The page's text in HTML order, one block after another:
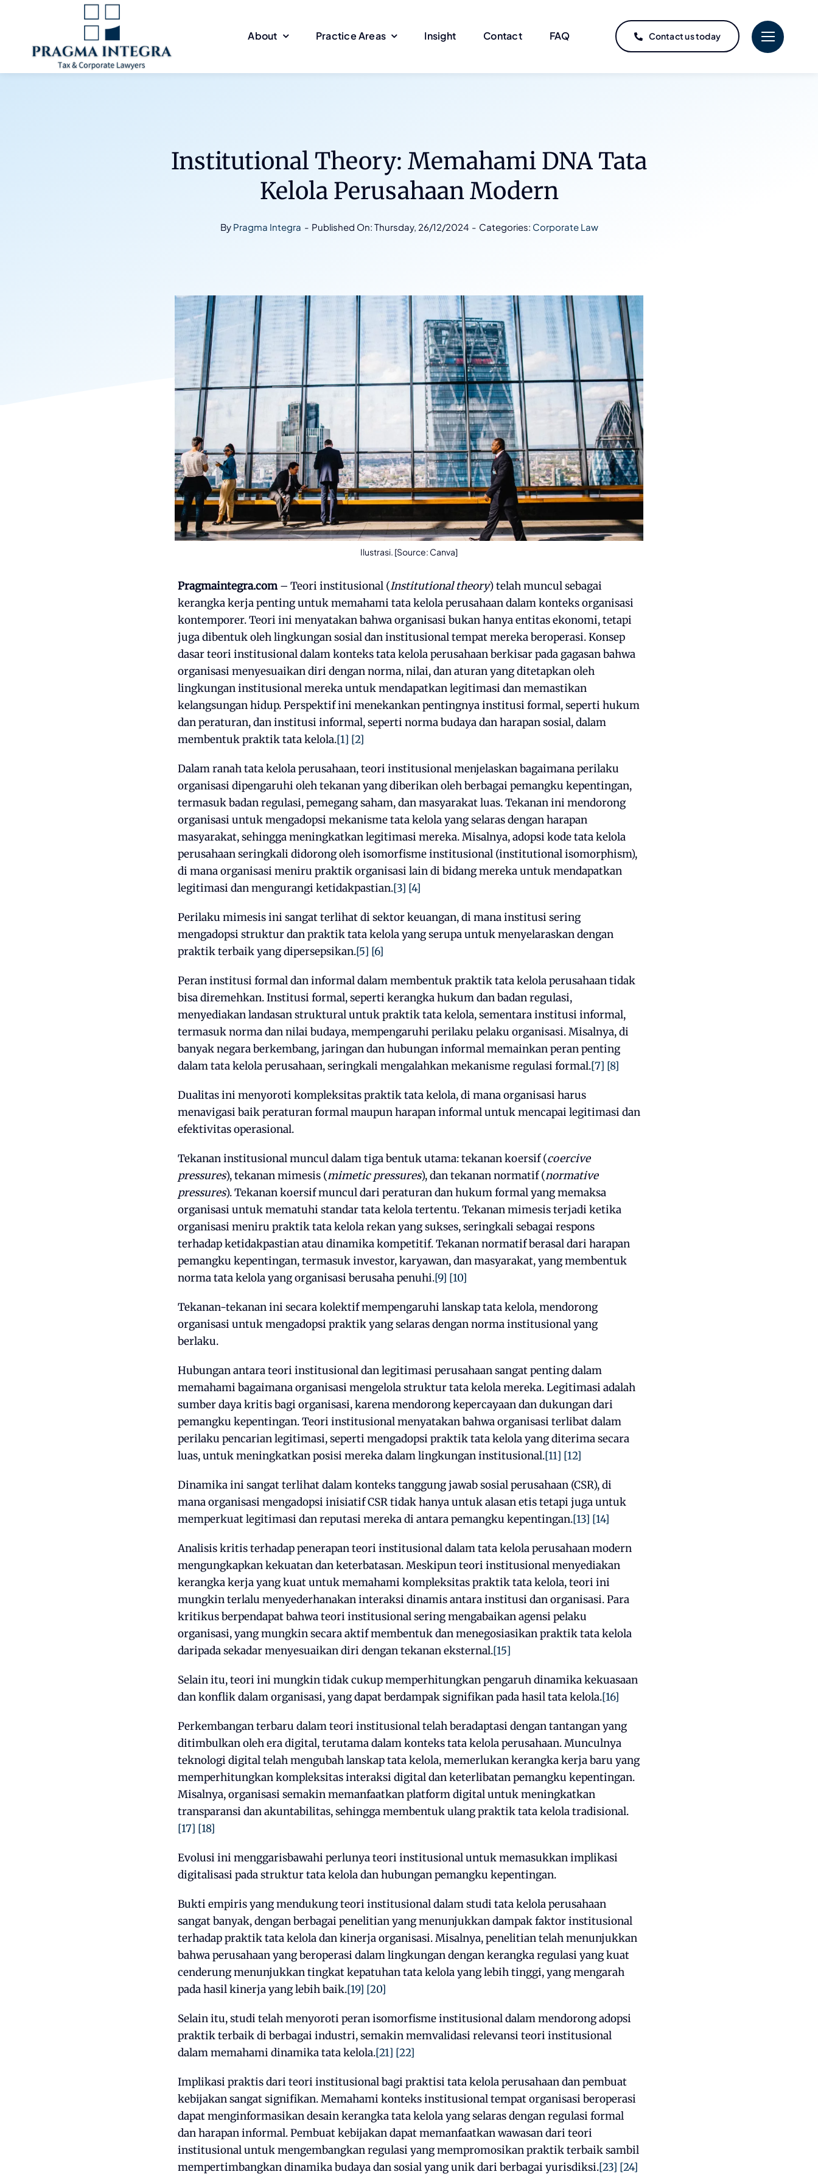
About Practice Areas Insight Contact FAQ Contact us today
Institutional Theory: Memahami DNA Tata
Kelola Perusahaan Modern
By Pragma Integra - Published On: Thursday, 26/12/2024 - Categories: Corporate Law
Ilustrasi. [Source: Canva]
Pragmaintegra.com– Teori institusional (Institutional theory) telah muncul sebagai
kerangka kerja penting untuk memahami tata kelola perusahaan dalam konteks organisasi
kontemporer. Teori ini menyatakan bahwa organisasi bukan hanya entitas ekonomi, tetapi
juga dibentuk oleh lingkungan sosial dan institusional tempat mereka beroperasi. Konsep
dasar teori institusional dalam konteks tata kelola perusahaan berkisar pada gagasan bahwa
organisasi menyesuaikan diri dengan norma, nilai, dan aturan yang ditetapkan oleh
lingkungan institusional mereka untuk mendapatkan legitimasi dan memastikan
kelangsungan hidup. Perspektif ini menekankan pentingnya institusi formal, seperti hukum
dan peraturan, dan institusi informal, seperti norma budaya dan harapan sosial, dalam
membentuk praktik tata kelola.[1] [2]
Dalam ranah tata kelola perusahaan, teori institusional menjelaskan bagaimana perilaku
organisasi dipengaruhi oleh tekanan yang diberikan oleh berbagai pemangku kepentingan,
termasuk badan regulasi, pemegang saham, dan masyarakat luas. Tekanan ini mendorong
organisasi untuk mengadopsi mekanisme tata kelola yang selaras dengan harapan
masyarakat, sehingga meningkatkan legitimasi mereka. Misalnya, adopsi kode tata kelola
perusahaan seringkali didorong oleh isomorfisme institusional (institutional isomorphism),
di mana organisasi meniru praktik organisasi lain di bidang mereka untuk mendapatkan
legitimasi dan mengurangi ketidakpastian.[3] [4]
Perilaku mimesis ini sangat terlihat di sektor keuangan, di mana institusi sering
mengadopsi struktur dan praktik tata kelola yang serupa untuk menyelaraskan dengan
praktik terbaik yang dipersepsikan.[5] [6]
Peran institusi formal dan informal dalam membentuk praktik tata kelola perusahaan tidak
bisa diremehkan. Institusi formal, seperti kerangka hukum dan badan regulasi,
menyediakan landasan struktural untuk praktik tata kelola, sementara institusi informal,
termasuk norma dan nilai budaya, mempengaruhi perilaku pelaku organisasi. Misalnya, di
banyak negara berkembang, jaringan dan hubungan informal memainkan peran penting
dalam tata kelola perusahaan, seringkali mengalahkan mekanisme regulasi formal.[7] [8]
Dualitas ini menyoroti kompleksitas praktik tata kelola, di mana organisasi harus
menavigasi baik peraturan formal maupun harapan informal untuk mencapai legitimasi dan
efektivitas operasional.
Tekanan institusional muncul dalam tiga bentuk utama: tekanan koersif (coercive
pressures), tekanan mimesis (mimetic pressures), dan tekanan normatif (normative
pressures). Tekanan koersif muncul dari peraturan dan hukum formal yang memaksa
organisasi untuk mematuhi standar tata kelola tertentu. Tekanan mimesis terjadi ketika
organisasi meniru praktik tata kelola rekan yang sukses, seringkali sebagai respons
terhadap ketidakpastian atau dinamika kompetitif. Tekanan normatif berasal dari harapan
pemangku kepentingan, termasuk investor, karyawan, dan masyarakat, yang membentuk
norma tata kelola yang organisasi berusaha penuhi.[9] [10]
Tekanan-tekanan ini secara kolektif mempengaruhi lanskap tata kelola, mendorong
organisasi untuk mengadopsi praktik yang selaras dengan norma institusional yang
berlaku.
Hubungan antara teori institusional dan legitimasi perusahaan sangat penting dalam
memahami bagaimana organisasi mengelola struktur tata kelola mereka. Legitimasi adalah
sumber daya kritis bagi organisasi, karena mendorong kepercayaan dan dukungan dari
pemangku kepentingan. Teori institusional menyatakan bahwa organisasi terlibat dalam
perilaku pencarian legitimasi, seperti mengadopsi praktik tata kelola yang diterima secara
luas, untuk meningkatkan posisi mereka dalam lingkungan institusional.[11] [12]
Dinamika ini sangat terlihat dalam konteks tanggung jawab sosial perusahaan (CSR), di
mana organisasi mengadopsi inisiatif CSR tidak hanya untuk alasan etis tetapi juga untuk
memperkuat legitimasi dan reputasi mereka di antara pemangku kepentingan.[13] [14]
Analisis kritis terhadap penerapan teori institusional dalam tata kelola perusahaan modern
mengungkapkan kekuatan dan keterbatasan. Meskipun teori institusional menyediakan
kerangka kerja yang kuat untuk memahami kompleksitas praktik tata kelola, teori ini
mungkin terlalu menyederhanakan interaksi dinamis antara institusi dan organisasi. Para
kritikus berpendapat bahwa teori institusional sering mengabaikan agensi pelaku
organisasi, yang mungkin secara aktif membentuk dan menegosiasikan praktik tata kelola
daripada sekadar menyesuaikan diri dengan tekanan eksternal.[15]
Selain itu, teori ini mungkin tidak cukup memperhitungkan pengaruh dinamika kekuasaan
dan konflik dalam organisasi, yang dapat berdampak signifikan pada hasil tata kelola.[16]
Perkembangan terbaru dalam teori institusional telah beradaptasi dengan tantangan yang
ditimbulkan oleh era digital, terutama dalam konteks tata kelola perusahaan. Munculnya
teknologi digital telah mengubah lanskap tata kelola, memerlukan kerangka kerja baru yang
memperhitungkan kompleksitas interaksi digital dan keterlibatan pemangku kepentingan.
Misalnya, organisasi semakin memanfaatkan platform digital untuk meningkatkan
transparansi dan akuntabilitas, sehingga membentuk ulang praktik tata kelola tradisional.
[17] [18]
Evolusi ini menggarisbawahi perlunya teori institusional untuk memasukkan implikasi
digitalisasi pada struktur tata kelola dan hubungan pemangku kepentingan.
Bukti empiris yang mendukung teori institusional dalam studi tata kelola perusahaan
sangat banyak, dengan berbagai penelitian yang menunjukkan dampak faktor institusional
terhadap praktik tata kelola dan kinerja organisasi. Misalnya, penelitian telah menunjukkan
bahwa perusahaan yang beroperasi dalam lingkungan dengan kerangka regulasi yang kuat
cenderung menunjukkan tingkat kepatuhan tata kelola yang lebih tinggi, yang mengarah
pada hasil kinerja yang lebih baik.[19] [20]
Selain itu, studi telah menyoroti peran isomorfisme institusional dalam mendorong adopsi
praktik terbaik di berbagai industri, semakin memvalidasi relevansi teori institusional
dalam memahami dinamika tata kelola.[21] [22]
Implikasi praktis dari teori institusional bagi praktisi tata kelola perusahaan dan pembuat
kebijakan sangat signifikan. Memahami konteks institusional tempat organisasi beroperasi
dapat menginformasikan desain kerangka tata kelola yang selaras dengan regulasi formal
dan harapan informal. Pembuat kebijakan dapat memanfaatkan wawasan dari teori
institusional untuk mengembangkan regulasi yang mempromosikan praktik terbaik sambil
mempertimbangkan dinamika budaya dan sosial yang unik dari berbagai yurisdiksi.[23] [24]